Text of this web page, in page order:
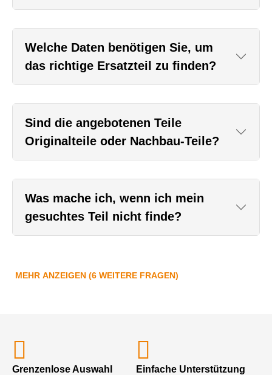
Welche Daten benötigen Sie, um
das richtige Ersatzteil zu finden?
Sind die angebotenen Teile
Originalteile oder Nachbau-Teile?
Was mache ich, wenn ich mein
gesuchtes Teil nicht finde?
MEHR ANZEIGEN (6 WEITERE FRAGEN)
Grenzenlose Auswahl Einfache Unterstützung